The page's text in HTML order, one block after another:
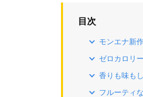
目次
モンエナ新
ゼロカロリ
香りも味も
フルーティ